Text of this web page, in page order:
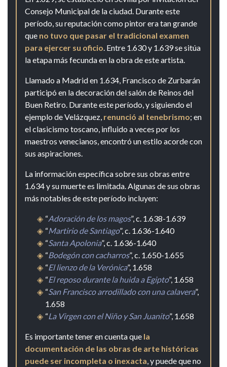
Consejo Municipal de la ciudad. Durante este
período, su reputación como pintor era tan grande
que no tuvo que pasar el tradicional examen
para ejercer su oficio . Entre 1.630 y 1.639 se sitúa
la etapa más fecunda en la obra de este artista.
Llamado a Madrid en 1.634, Francisco de Zurbarán
participó en la decoración del salón de Reinos del
Buen Retiro. Durante este período, y siguiendo el
ejemplo de Velázquez, renunció al tenebrismo; en
el clasicismo toscano, influido a veces por los
maestros venecianos, encontró un estilo acorde con
sus aspiraciones.
La información específica sobre sus obras entre
1.634 y su muerte es limitada. Algunas de sus obras
más notables de este período incluyen:
“Adoración de los magos”, c. 1.638-1.639
“Martirio de Santiago”, c. 1.636-1.640
“Santa Apolonia”, c. 1.636-1.640
“Bodegón con cacharros”, c. 1.650-1.655
“El lienzo de la Verónica”, 1.658
“El reposo durante la huida a Egipto”, 1.658
“San Francisco arrodillado con una calavera”,
1.658
“La Virgen con el Niño y San Juanito”, 1.658
Es importante tener en cuenta que la
documentación de las obras de arte históricas
puede ser incompleta o inexacta , y puede que no